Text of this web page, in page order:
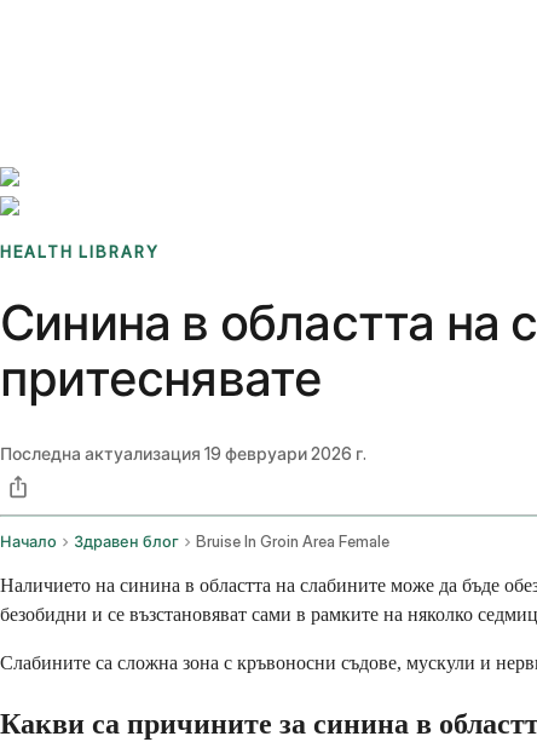
HEALTH LIBRARY
Синина в областта на
притеснявате
Последна актуализация 19 февруари 2026 г.
Начало Здравен блог Bruise In Groin Area Female
Наличието на синина в областта на слабините може да бъде
безобидни и се възстановяват сами в рамките на няколко
Слабините са сложна зона с кръвоносни съдове, мускули и
Какви са причините за синина в